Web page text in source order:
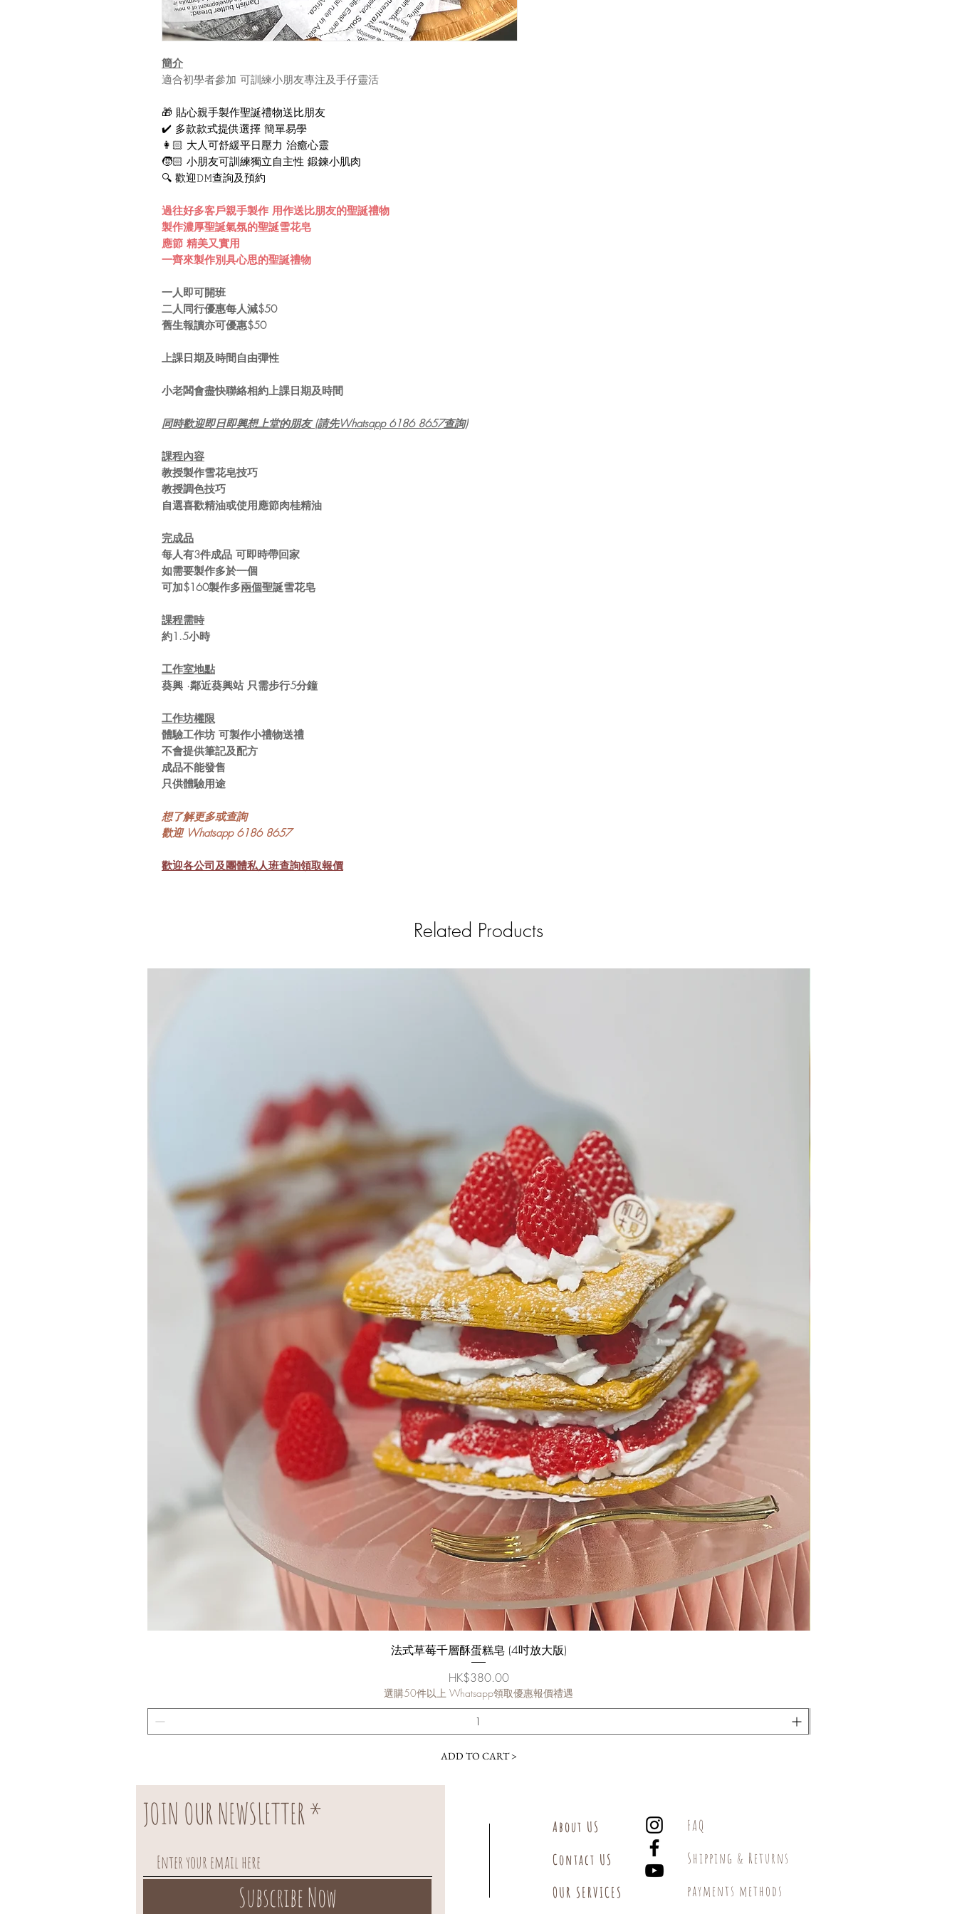
簡介
適合初學者參加 可訓練小朋友專注及手仔靈活
🎁 貼心親手製作聖誕禮物送比朋友
✔️ 多款款式提供選擇 簡單易學
👩🏻 大人可舒緩平日壓力 治癒心靈
🧒🏻 小朋友可訓練獨立自主性 鍛鍊小肌肉
🔍 歡迎𝙳𝙼查詢及預約
過往好多客戶親手製作 用作送比朋友的聖誕禮物
製作濃厚聖誕氣氛的聖誕雪花皂
應節 精美又實用
一齊來製作別具心思的聖誕禮物
一人即可開班
二人同行優惠每人減$50
舊生報讀亦可優惠$50
上課日期及時間自由彈性
小老闆會盡快聯絡相約上課日期及時間
同時歡迎即日即興想上堂的朋友 (請先Whatsapp 6186 8657查詢)
課程內容
教授製作雪花皂技巧
教授調色技巧
自選喜歡精油或使用應節肉桂精油
完成品
每人有3件成品 可即時帶回家
如需要製作多於一個
可加$160製作多兩個聖誕雪花皂
課程需時
約1.5小時
工作室地點
葵興 ·鄰近葵興站 只需步行5分鐘
工作坊權限
體驗工作坊 可製作小禮物送禮
不會提供筆記及配方
成品不能發售
只供體驗用途
想了解更多或查詢
歡迎 Whatsapp 6186 8657
歡迎各公司及團體私人班查詢領取報價
Related Products
法式草莓千層酥蛋糕皂 (4吋放大版)
Price
HK$380.00
選購50件以上 Whatsapp領取優惠報價禮遇
ADD TO CART >
JOIN OUR NEWSLETTER
Subscribe Now
About US
Contact US
OUR SERVICES
FAQ
Shipping & Returns
payments methods